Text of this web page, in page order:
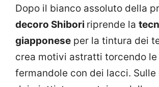
Dopo il bianco assoluto della
decoro Shibori riprende la
giapponese per la tintura dei
crea motivi astratti torcendo
fermandole con dei lacci. Sulle